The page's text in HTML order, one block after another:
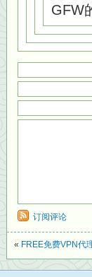
GFW
订阅评论
« FREE免费VPN代